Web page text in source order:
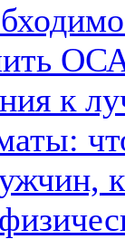
к